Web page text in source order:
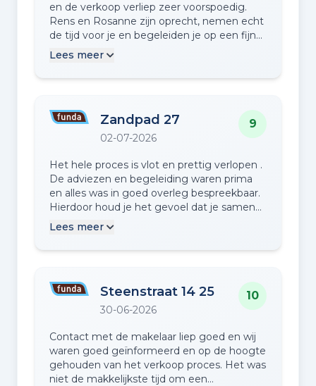
en de verkoop verliep zeer voorspoedig.
Rens en Rosanne zijn oprecht, nemen echt
de tijd voor je en begeleiden je op een fijne
manier. Dank jullie wel voor alle goede
Lees meer
Zandpad 27
02-07-2026
9
Het hele proces is vlot en prettig verlopen .
De adviezen en begeleiding waren prima
en alles was in goed overleg bespreekbaar.
Hierdoor houd je het gevoel dat je samen
het best mogelijke resultaat hebt behaald.
Lees meer
Steenstraat 14 25
30-06-2026
10
Contact met de makelaar liep goed en wij
waren goed geïnformeerd en op de hoogte
gehouden van het verkoop proces. Het was
niet de makkelijkste tijd om een